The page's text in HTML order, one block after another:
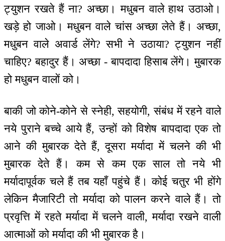
ट्युशन रखते हैं ना? अच्छा। मधुबन वाले हाथ उठाओ।
खड़े हो जाओ। मधुबन वाले चांस अच्छा लेते हैं। अच्छा,
मधुबन वाले अवार्ड लेंगे? सभी ने उठाया? ट्युशन नहीं
चाहिए? बहादुर हैं। अच्छा - बापदादा हिसाब लेंगे। मुबारक
हो मधुबन वालों को।
बाकी जो कोने-कोने से स्नेही, सहयोगी, संबंध में रहने वाले
नये पुराने बच्चे आये हैं, उन्हों को विशेष बापदादा एक तो
आने की मुबारक देते हैं, दूसरा मर्यादा में चलने की भी
मुबारक देते हैं। कम से कम एक साल तो नये भी
मर्यादापूर्वक चले हैं तब यहाँ पहुंचे हैं। कोई चतुर भी होंगे
लेकिन मैजारिटी तो मर्यादा को पालन करने वाले हैं। तो
प्रवृत्ति में रहते मर्यादा में चलने वाली, मर्यादा रखने वाली
आत्माओं को मर्यादा की भी मुबारक है।